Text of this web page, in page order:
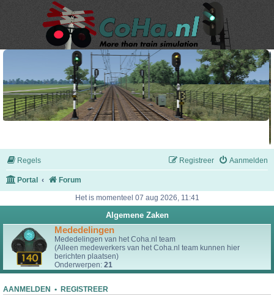
Regels Aanmelden
Registreer
Portal Forum
Het is momenteel 07 aug 2026, 11:41
Algemene Zaken
Mededelingen
Mededelingen van het Coha.nl team
(Alleen medewerkers van het Coha.nl team kunnen hier
berichten plaatsen)
Onderwerpen: 21
AANMELDEN • REGISTREER